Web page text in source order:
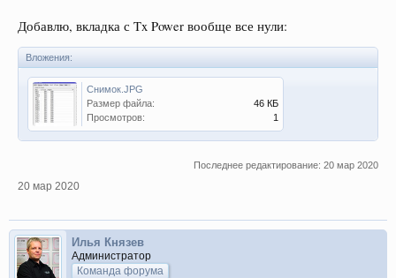
Добавлю, вкладка с Tx Power вообще все нули:
Вложения:
Снимок.JPG
Размер файла:
46 КБ
Просмотров:
1
Последнее редактирование: 20 мар 2020
20 мар 2020
Илья Князев
Администратор
Команда форума